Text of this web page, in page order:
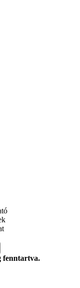
fenntartva.